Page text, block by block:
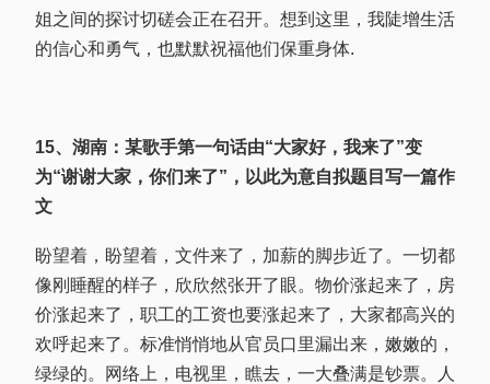
姐之间的探讨切磋会正在召开。想到这里，我陡增生活
的信心和勇气，也默默祝福他们保重身体.
15、湖南：某歌手第一句话由“大家好，我来了”变
为“谢谢大家，你们来了”，以此为意自拟题目写一篇作
文
盼望着，盼望着，文件来了，加薪的脚步近了。一切都
像刚睡醒的样子，欣欣然张开了眼。物价涨起来了，房
价涨起来了，职工的工资也要涨起来了，大家都高兴的
欢呼起来了。标准悄悄地从官员口里漏出来，嫩嫩的，
绿绿的。网络上，电视里，瞧去，一大叠满是钞票。人